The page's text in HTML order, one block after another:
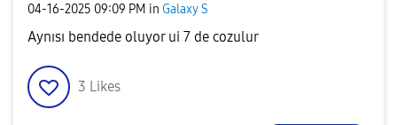
‎04-16-2025 09:09 PM in Galaxy S
Aynısı bendede oluyor ui 7 de cozulur
3 Likes